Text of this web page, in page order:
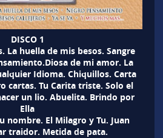
DISCO 1
La huella de mis besos. Sangre
de mi amor. La
Idioma. Chiquillos. Carta
cartas. Tu Carita triste. Solo el
un lio. Abuelita. Brindo por
Ella
nombre. El Milagro y Tu. Juan
traidor. Metida de pata.